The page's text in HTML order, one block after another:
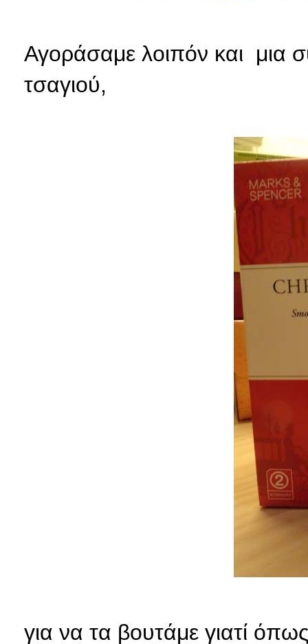
Αγοράσαμε λοιπόν και μια
τσαγιού,
για να τα βουτάμε γιατί